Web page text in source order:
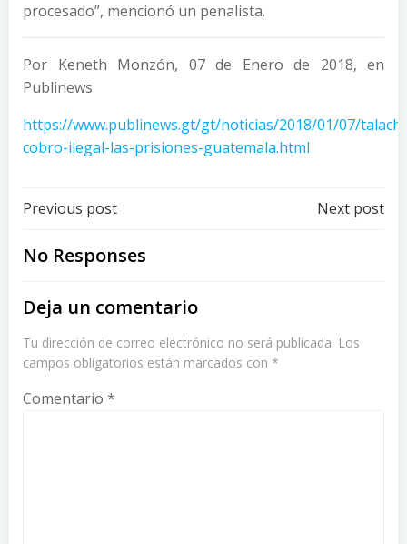
procesado”, mencionó un penalista.
Por Keneth Monzón, 07 de Enero de 2018, en
Publinews
https://www.publinews.gt/gt/noticias/2018/01/07/
cobro-ilegal-las-prisiones-guatemala.html
Post
navigation
Previous post Next post
No Responses
Deja un comentario
Tu dirección de correo electrónico no será publicada. Los
campos obligatorios están marcados con *
Comentario *